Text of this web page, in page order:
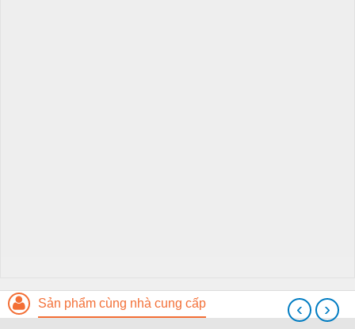
Sản phẩm cùng nhà cung cấp ‹ ›